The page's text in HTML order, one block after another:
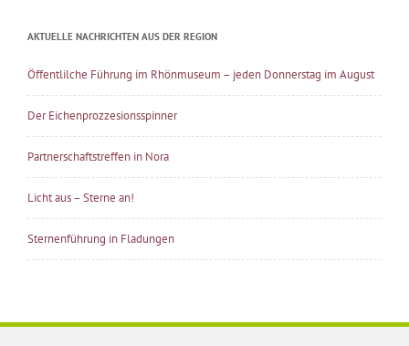
AKTUELLE NACHRICHTEN AUS DER REGION
Öffentlilche Führung im Rhönmuseum – jeden Donnerstag im August
Der Eichenprozzesionsspinner
Partnerschaftstreffen in Nora
Licht aus – Sterne an!
Sternenführung in Fladungen